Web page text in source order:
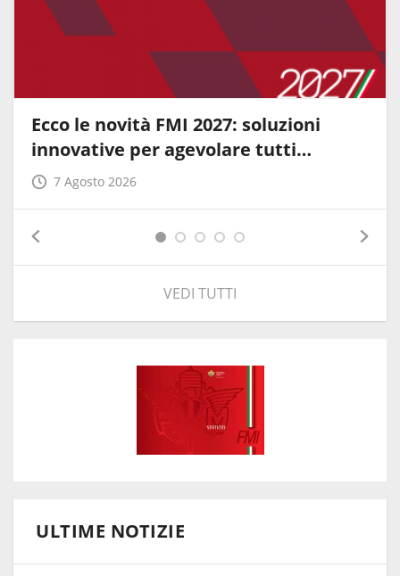
Ecco le novità FMI 2027: soluzioni
innovative per agevolare tutti…
7 Agosto 2026
VEDI TUTTI
ULTIME NOTIZIE